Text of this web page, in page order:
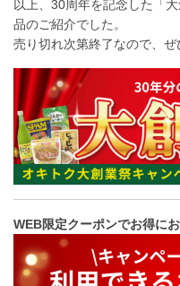
以上、30周年を記念した「
品のご紹介でした。
売り切れ次第終了なので、ぜ
WEB限定クーポンでお得にお